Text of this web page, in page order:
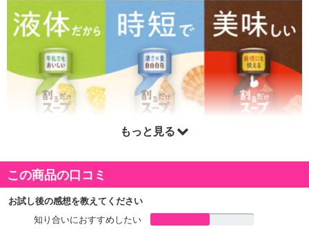
もっと見る
この商品の口コミ
お試し後の感想を教えてください
知り合いにおすすめしたい